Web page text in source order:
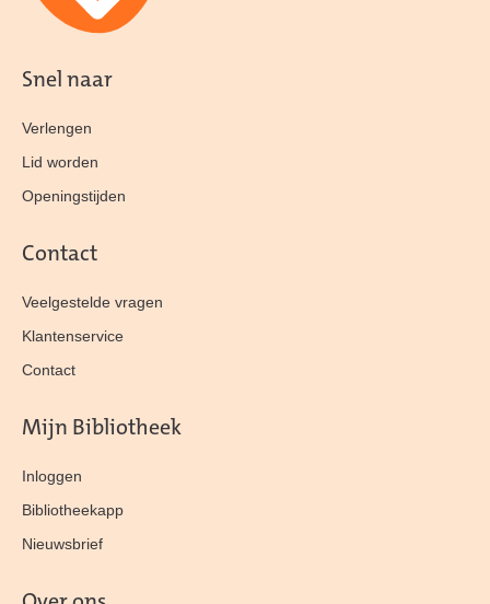
Snel naar
Verlengen
Lid worden
Openingstijden
Contact
Veelgestelde vragen
Klantenservice
Contact
Mijn Bibliotheek
Inloggen
Bibliotheekapp
Nieuwsbrief